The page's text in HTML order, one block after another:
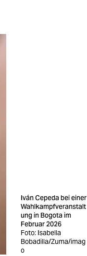
Iván Cepeda bei einer
Wahlkampfveranstalt
ung in Bogota im
Februar 2026
Foto: Isabella
Bobadilla/Zuma/imag
o